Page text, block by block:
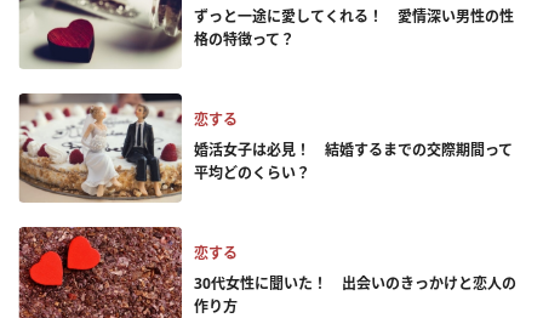
ずっと一途に愛してくれる！ 愛情深い男性の性
格の特徴って？
恋する
婚活女子は必見！ 結婚するまでの交際期間って
平均どのくらい？
恋する
30代女性に聞いた！ 出会いのきっかけと恋人の
作り方